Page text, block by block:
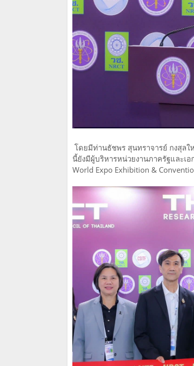
โดยมีท่านธัชพร สุนทราจารย์ กงสุลใ
นี้ยังมีผู้บริหารหน่วยงานภาครัฐและเ
World Expo Exhibition &